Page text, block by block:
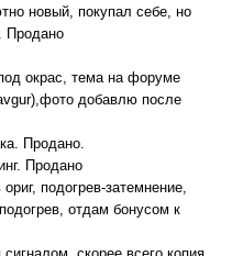
новый, покупал себе, но
Продано
окрас, тема на форуме
добавлю после
Продано.
Продано
подогрев-затемнение,
отдам бонусом к